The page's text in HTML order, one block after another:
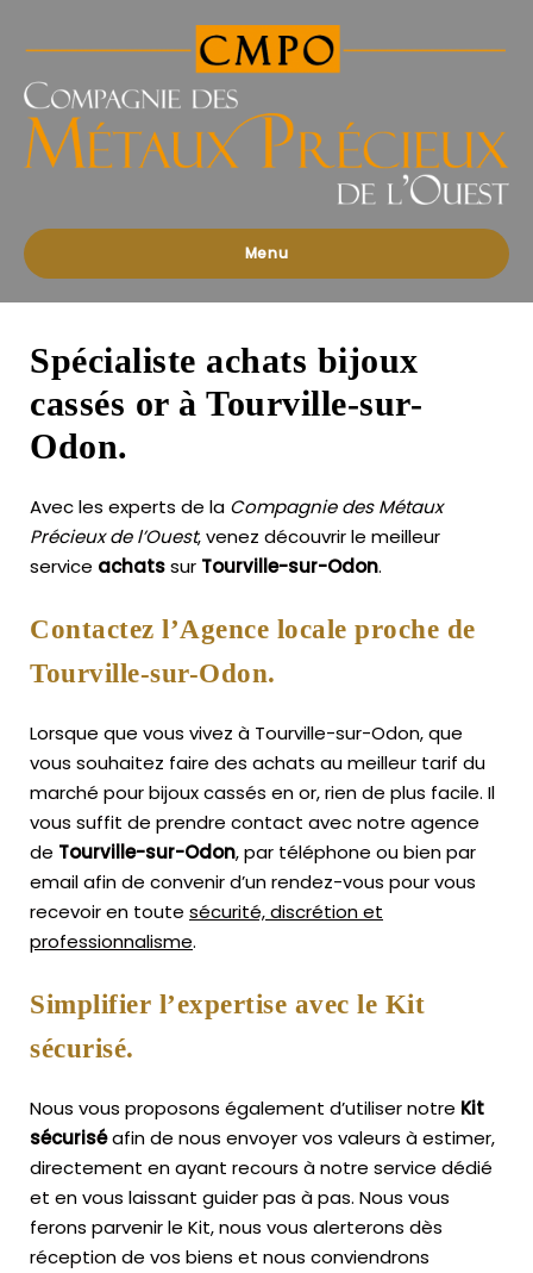
des
Précieux
l'Ouest
Menu
Spécialiste achats bijoux
cassés or à Tourville-sur-
Odon.
Avec les experts de la Compagnie des Métaux
Précieux de l’Ouest, venez découvrir le meilleur
service achatssur Tourville-sur-Odon.
Contactez l’Agence locale proche de
Tourville-sur-Odon.
Lorsque que vous vivez à Tourville-sur-Odon, que
vous souhaitez faire des achats au meilleur tarif du
marché pour bijoux cassés en or, rien de plus facile. Il
vous suffit de prendre contact avec notre agence
de Tourville-sur-Odon, par téléphone ou bien par
email afin de convenir d’un rendez-vous pour vous
recevoir en toute sécurité, discrétion et
professionnalisme.
Simplifier l’expertise avec le Kit
sécurisé.
Nous vous proposons également d’utiliser notre Kit
sécuriséafin de nous envoyer vos valeurs à estimer,
directement en ayant recours à notre service dédié
et en vous laissant guider pas à pas. Nous vous
ferons parvenir le Kit, nous vous alerterons dès
réception de vos biens et nous conviendrons